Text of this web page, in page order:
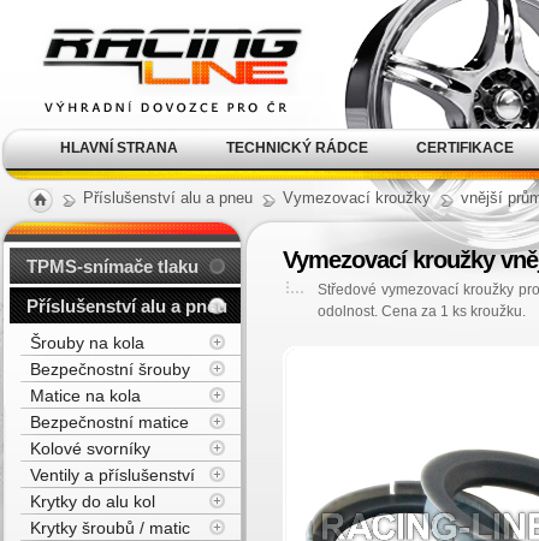
Příslušenství alu a pneu Vymezovací kroužky vnější
Vymezovací kroužky
Středové vymezovací kroužky
odolnost. Cena za 1 ks kroužku.
TPMS-snímače tlaku
Příslušenství alu a pneu
Šrouby na kola
Bezpečnostní šrouby
Matice na kola
Bezpečnostní matice
Kolové svorníky
Ventily a příslušenství
Krytky do alu kol
Krytky šroubů / matic
kola Racing Line
HLAVNÍ STRANA TECHNICKÝ RÁDCE CERTIFIKACE